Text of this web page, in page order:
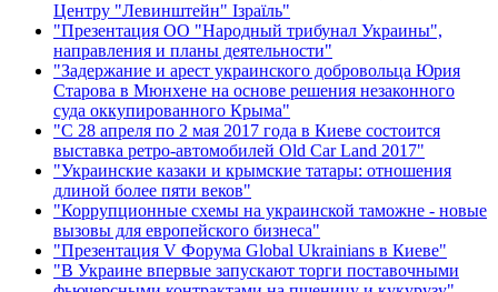
Центру "Левинштейн" Ізраїль"
"Презентация ОО "Народный трибунал Украины",
направления и планы деятельности"
"Задержание и арест украинского добровольца Юрия
Старова в Мюнхене на основе решения незаконного
суда оккупированного Крыма"
"С 28 апреля по 2 мая 2017 года в Киеве состоится
выставка ретро-автомобилей Old Car Land 2017"
"Украинские казаки и крымские татары: отношения
длиной более пяти веков"
"Коррупционные схемы на украинской таможне - новые
вызовы для европейского бизнеса"
"Презентация V Форума Global Ukrainians в Киеве"
"В Украине впервые запускают торги поставочными